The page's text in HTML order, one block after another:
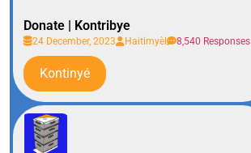
Donate | Kontribye
24 December, 2023 Haitimyèl 8,540 Responses
Kontinyé